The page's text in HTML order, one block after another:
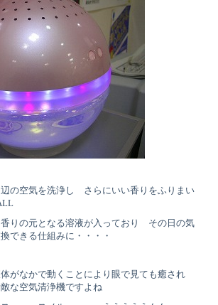
の空気を洗浄し さらにいい香りをふりまい
りの元となる溶液が入っており その日の気
できる仕組みに・・・・
がなかで動くことにより眼で見ても癒され
空気清浄機ですよね